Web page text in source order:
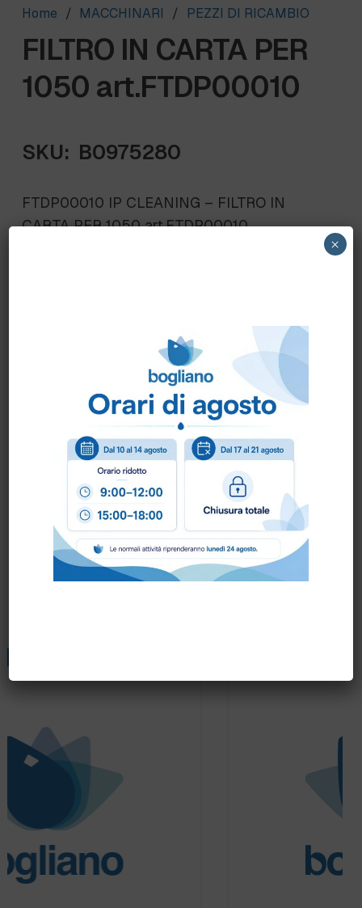
Home / MACCHINARI / PEZZI DI RICAMBIO
FILTRO IN CARTA PER
1050 art.FTDP00010
SKU: B0975280
FTDP00010 IP CLEANING – FILTRO IN
CARTA PER 1050 art.FTDP00010
Come ordinare?
Puoi ordinare chiamando al0172 478161
oppure
scrivendo una mail a
info@bogliano.it
Per ogni informazione siamo a disposizione.
×